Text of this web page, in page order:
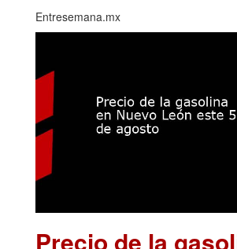
Entresemana.mx
Precio de la